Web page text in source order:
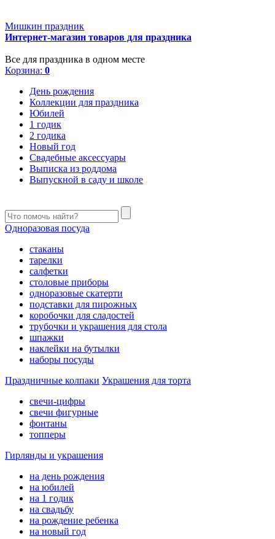
Мишкин праздник
Интернет-магазин товаров для праздника
Все для праздника в одном месте
Корзина: 0
День рождения
Коллекции для праздника
Юбилей
1 годик
2 годика
Новый год
Свадебные аксессуары
Выписка из роддома
Выпускной в саду и школе
Одноразовая посуда
стаканы
тарелки
салфетки
столовые приборы
одноразовые скатерти
подставки для пирожных
коробочки для сладостей
трубочки и украшения для стола
шпажки
наклейки на бутылки
наборы посуды
Праздничные колпаки Украшения для торта
свечи-цифры
свечи фигурные
фонтаны
топперы
Гирлянды и украшения
на день рождения
на юбилей
на 1 годик
на свадьбу
на рождение ребенка
на новый год